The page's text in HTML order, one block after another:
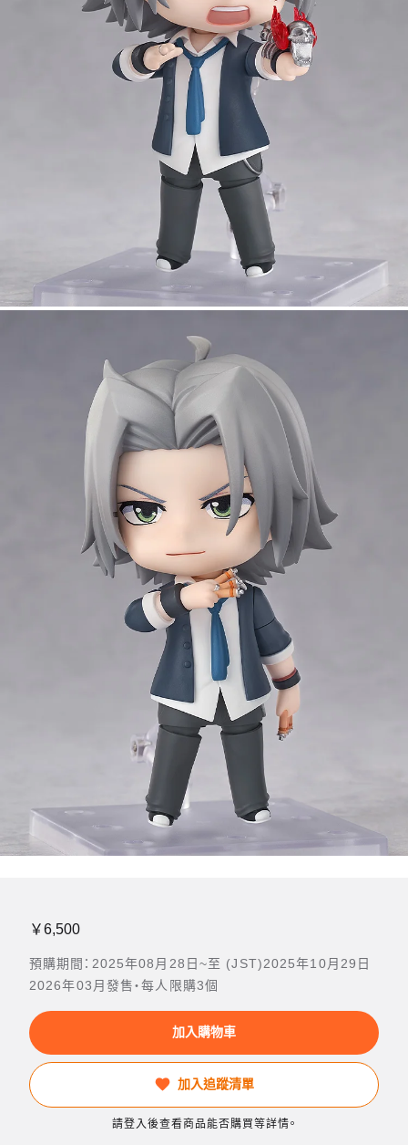
￥6,500
預購期間：2025年08月28日~至 (JST)2025年10月29日
2026年03月發售・每人限購3個
加入購物車
加入追蹤清單
請登入後查看商品能否購買等詳情。